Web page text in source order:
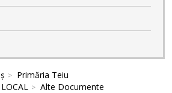
Primăria Teiu
Alte Documente